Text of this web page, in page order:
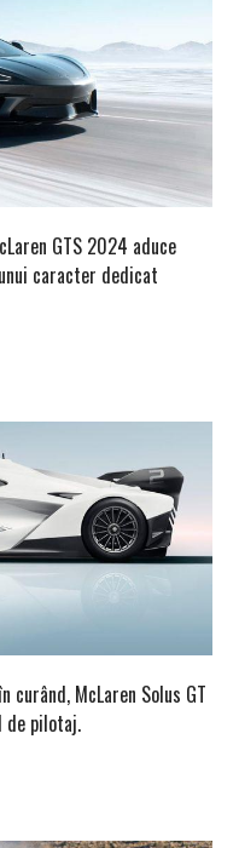
GTS 2024 aduce
caracter dedicat
McLaren Solus GT
de pilotaj.